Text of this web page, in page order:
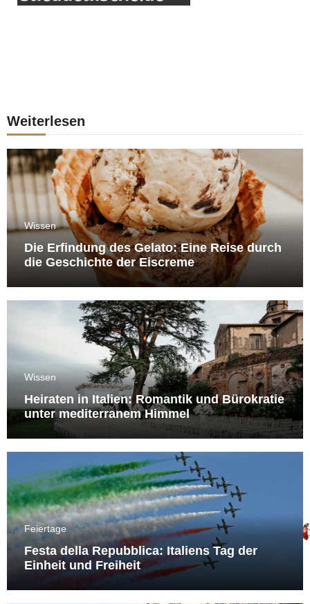
Weiterlesen
Wissen
Die Erfindung des Gelato: Eine Reise durch
die Geschichte der Eiscreme
Wissen
Heiraten in Italien: Romantik und Bürokratie
unter mediterranem Himmel
Feiertage
Festa della Repubblica: Italiens Tag der
Einheit und Freiheit